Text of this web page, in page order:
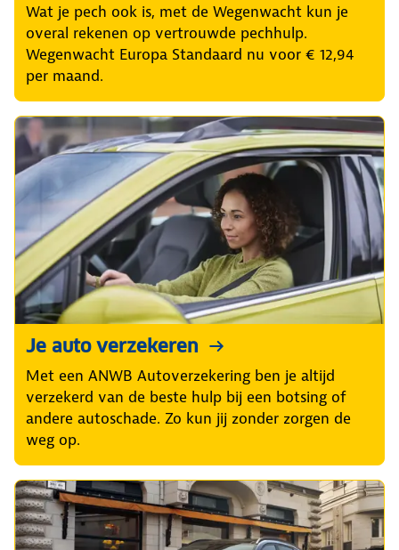
Wat je pech ook is, met de Wegenwacht kun je
overal rekenen op vertrouwde pechhulp.
Wegenwacht Europa Standaard nu voor € 12,94
per maand.
Je auto verzekeren
Met een ANWB Autoverzekering ben je altijd
verzekerd van de beste hulp bij een botsing of
andere autoschade. Zo kun jij zonder zorgen de
weg op.